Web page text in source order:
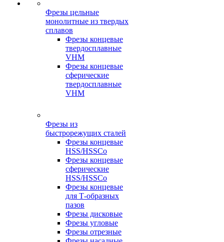
Фрезы цельные
монолитные из твердых
сплавов
Фрезы концевые
твердосплавные
VHM
Фрезы концевые
сферические
твердосплавные
VHM
Фрезы из
быстрорежущих сталей
Фрезы концевые
HSS/HSSCo
Фрезы концевые
сферические
HSS/HSSCo
Фрезы концевые
для Т-образных
пазов
Фрезы дисковые
Фрезы угловые
Фрезы отрезные